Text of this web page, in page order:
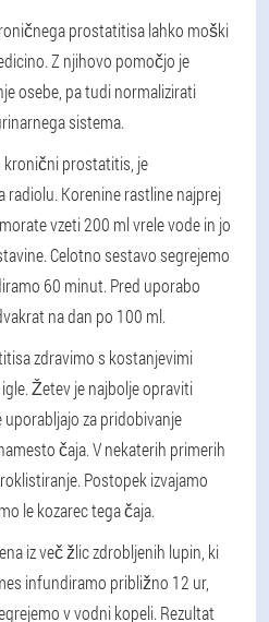
prostatitisa lahko moški
Z njihovo pomočjo je
osebe, pa tudi normalizirati
sistema.
prostatitis, je
Korenine rastline najprej
vzeti 200 ml vrele vode in jo
Celotno sestavo segrejemo
60 minut. Pred uporabo
na dan po 100 ml.
zdravimo s kostanjevimi
Žetev je najbolje opraviti
uporabljajo za pridobivanje
čaja. V nekaterih primerih
Postopek izvajamo
le kozarec tega čaja.
iz več žlic zdrobljenih lupin, ki
infundiramo približno 12 ur,
v vodni kopeli. Rezultat